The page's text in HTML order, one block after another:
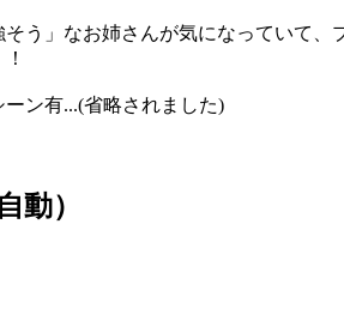
う」なお姉さんが気になっていて、
ン有...(省略されました)
動）